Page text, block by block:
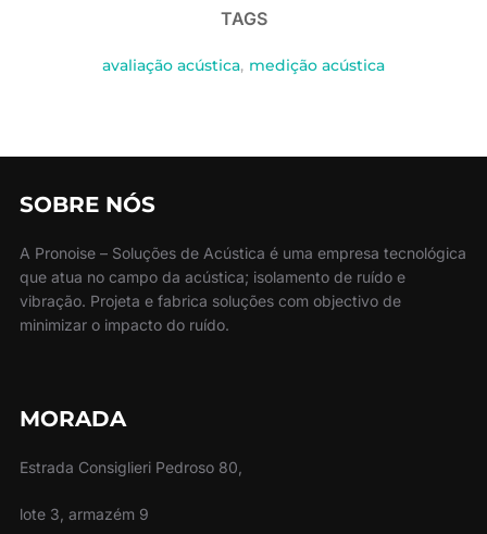
TAGS
avaliação acústica, medição acústica
SOBRE NÓS
A Pronoise – Soluções de Acústica é uma empresa tecnológica
que atua no campo da acústica; isolamento de ruído e
vibração. Projeta e fabrica soluções com objectivo de
minimizar o impacto do ruído.
MORADA
Estrada Consiglieri Pedroso 80,
lote 3, armazém 9